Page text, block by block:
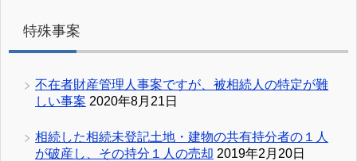
特殊事案
不在者財産管理人事案ですが、被相続人の特定が難
しい事案 2020年8月21日
相続した相続未登記土地・建物の共有持分者の１人
が破産し、その持分１人の売却 2019年2月20日